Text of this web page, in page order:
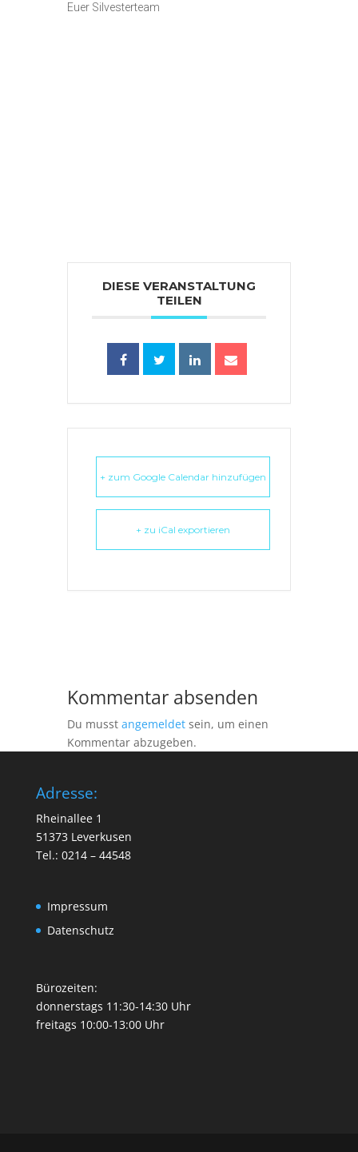
Euer Silvesterteam
DIESE VERANSTALTUNG
TEILEN
+ zum Google Calendar hinzufügen
+ zu iCal exportieren
Kommentar absenden
Du musst angemeldet sein, um einen
Kommentar abzugeben.
Adresse:
Rheinallee 1
51373 Leverkusen
Tel.: 0214 – 44548
Impressum
Datenschutz
Bürozeiten:
donnerstags 11:30-14:30 Uhr
freitags 10:00-13:00 Uhr